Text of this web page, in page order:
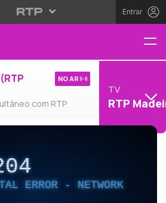
Entrar
com RTP
NO AR
TV
RTP
ERROR - NETWORK